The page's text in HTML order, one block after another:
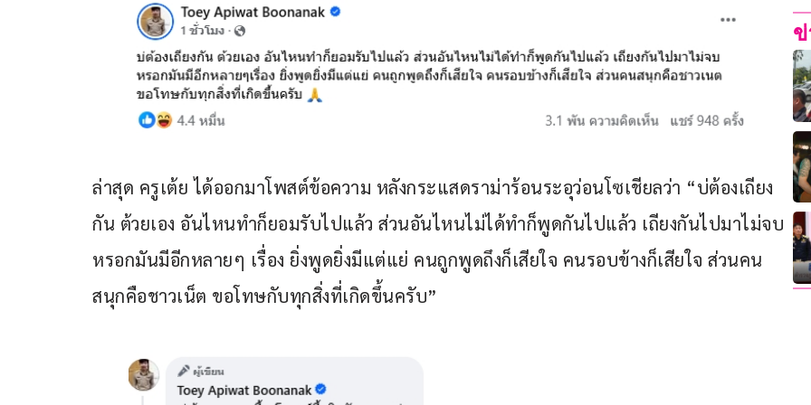
ล่าสุด ครูเต้ย ได้ออกมาโพสต์ข้อความ หลังกระแสดราม่าร้อนระอุว่อนโซเชียลว่า “บ่ต้องเถียง
กัน ต้วยเอง อันไหนทำก็ยอมรับไปแล้ว ส่วนอันไหนไม่ได้ทำก็พูดกันไปแล้ว เถียงกันไปมาไม่จบ
หรอกมันมีอีกหลายๆ เรื่อง ยิ่งพูดยิ่งมีแต่แย่ คนถูกพูดถึงก็เสียใจ คนรอบข้างก็เสียใจ ส่วนคน
สนุกคือชาวเน็ต ขอโทษกับทุกสิ่งที่เกิดขึ้นครับ”
ข่